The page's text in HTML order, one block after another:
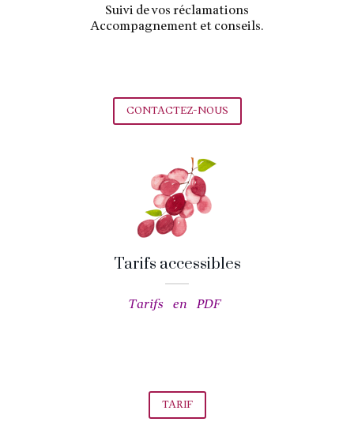
Suivi de vos réclamations
Accompagnement et conseils.
CONTACTEZ-NOUS
Tarifs accessibles
Tarifs en PDF
TARIF